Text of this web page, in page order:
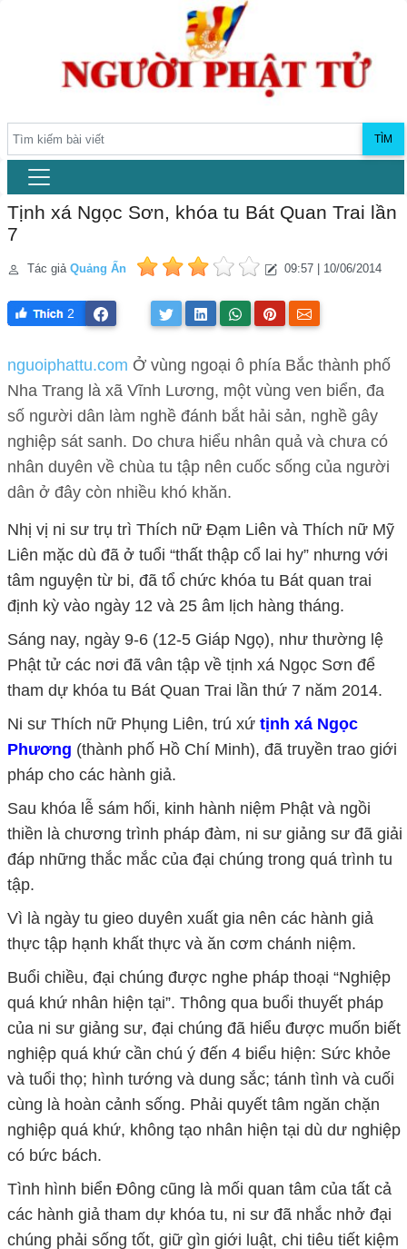
TÌM
Tịnh xá Ngọc Sơn, khóa tu Bát Quan Trai lần
7
Tác giả Quảng Ấn 09:57 | 10/06/2014
2
nguoiphattu.com Ở vùng ngoại ô phía Bắc thành phố
Nha Trang là xã Vĩnh Lương, một vùng ven biển, đa
số người dân làm nghề đánh bắt hải sản, nghề gây
nghiệp sát sanh. Do chưa hiểu nhân quả và chưa có
nhân duyên về chùa tu tập nên cuốc sống của người
dân ở đây còn nhiều khó khăn.
Nhị vị ni sư trụ trì Thích nữ Đạm Liên và Thích nữ Mỹ
Liên mặc dù đã ở tuổi “thất thập cổ lai hy” nhưng với
tâm nguyện từ bi, đã tổ chức khóa tu Bát quan trai
định kỳ vào ngày 12 và 25 âm lịch hàng tháng.
Sáng nay, ngày 9-6 (12-5 Giáp Ngọ), như thường lệ
Phật tử các nơi đã vân tập về tịnh xá Ngọc Sơn để
tham dự khóa tu Bát Quan Trai lần thứ 7 năm 2014.
Ni sư Thích nữ Phụng Liên, trú xứ tịnh xá Ngọc
Phương (thành phố Hồ Chí Minh), đã truyền trao giới
pháp cho các hành giả.
Sau khóa lễ sám hối, kinh hành niệm Phật và ngồi
thiền là chương trình pháp đàm, ni sư giảng sư đã giải
đáp những thắc mắc của đại chúng trong quá trình tu
tập.
Vì là ngày tu gieo duyên xuất gia nên các hành giả
thực tập hạnh khất thực và ăn cơm chánh niệm.
Buổi chiều, đại chúng được nghe pháp thoại “Nghiệp
quá khứ nhân hiện tại”. Thông qua buổi thuyết pháp
của ni sư giảng sư, đại chúng đã hiểu được muốn biết
nghiệp quá khứ cần chú ý đến 4 biểu hiện: Sức khỏe
và tuổi thọ; hình tướng và dung sắc; tánh tình và cuối
cùng là hoàn cảnh sống. Phải quyết tâm ngăn chặn
nghiệp quá khứ, không tạo nhân hiện tại dù dư nghiệp
có bức bách.
Tình hình biển Đông cũng là mối quan tâm của tất cả
các hành giả tham dự khóa tu, ni sư đã nhắc nhở đại
chúng phải sống tốt, giữ gìn giới luật, chi tiêu tiết kiệm